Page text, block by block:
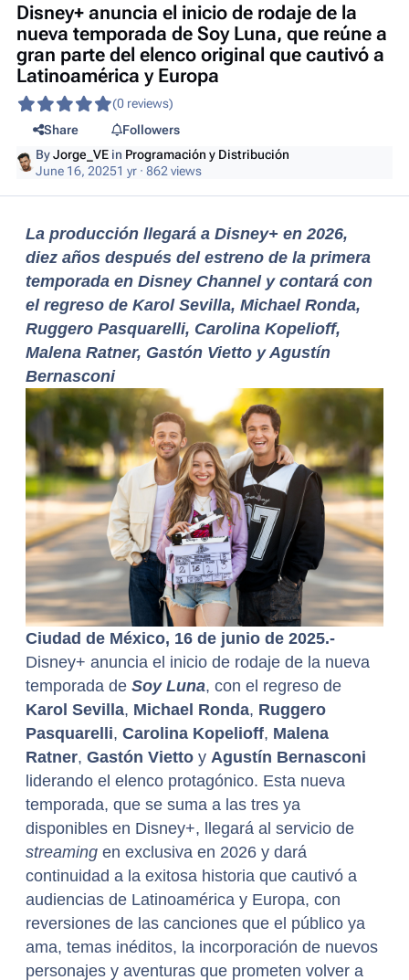
Disney+ anuncia el inicio de rodaje de la
nueva temporada de Soy Luna, que reúne a
gran parte del elenco original que cautivó a
Latinoamérica y Europa
(0 reviews)
Share
Followers
ByJorge_VE in Programación y Distribución
June 16, 20251 yr · 862 views
La producción llegará a Disney+ en 2026,
diez años después del estreno de la primera
temporada en Disney Channel y contará con
el regreso de Karol Sevilla, Michael Ronda,
Ruggero Pasquarelli, Carolina Kopelioff,
Malena Ratner, Gastón Vietto y Agustín
Bernasconi
Ciudad de México, 16 de junio de 2025.-
Disney+ anuncia el inicio de rodaje de la nueva
temporada de Soy Luna, con el regreso de
Karol Sevilla, Michael Ronda, Ruggero
Pasquarelli, Carolina Kopelioff, Malena
Ratner, Gastón Vietto y Agustín Bernasconi
liderando el elenco protagónico. Esta nueva
temporada, que se suma a las tres ya
disponibles en Disney+, llegará al servicio de
streaming en exclusiva en 2026 y dará
continuidad a la exitosa historia que cautivó a
audiencias de Latinoamérica y Europa, con
reversiones de las canciones que el público ya
ama, temas inéditos, la incorporación de nuevos
personajes y aventuras que prometen volver a